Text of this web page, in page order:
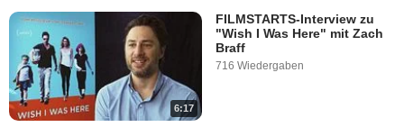
6:17
FILMSTARTS-Interview zu
"Wish I Was Here" mit Zach
Braff
716 Wiedergaben